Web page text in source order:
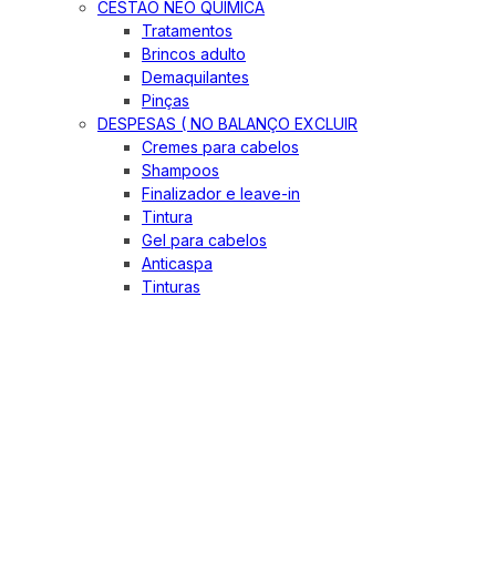
CESTÃO NEO QUIMICA
Tratamentos
Brincos adulto
Demaquilantes
Pinças
DESPESAS ( NO BALANÇO EXCLUIR
Cremes para cabelos
Shampoos
Finalizador e leave-in
Tintura
Gel para cabelos
Anticaspa
Tinturas